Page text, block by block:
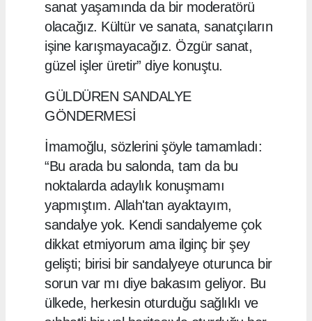
sanat yaşamında da bir moderatörü
olacağız. Kültür ve sanata, sanatçıların
işine karışmayacağız. Özgür sanat,
güzel işler üretir” diye konuştu.
GÜLDÜREN SANDALYE
GÖNDERMESİ
İmamoğlu, sözlerini şöyle tamamladı:
“Bu arada bu salonda, tam da bu
noktalarda adaylık konuşmamı
yapmıştım. Allah'tan ayaktayım,
sandalye yok. Kendi sandalyeme çok
dikkat etmiyorum ama ilginç bir şey
gelişti; birisi bir sandalyeye oturunca bir
sorun var mı diye bakasım geliyor. Bu
ülkede, herkesin oturduğu sağlıklı ve